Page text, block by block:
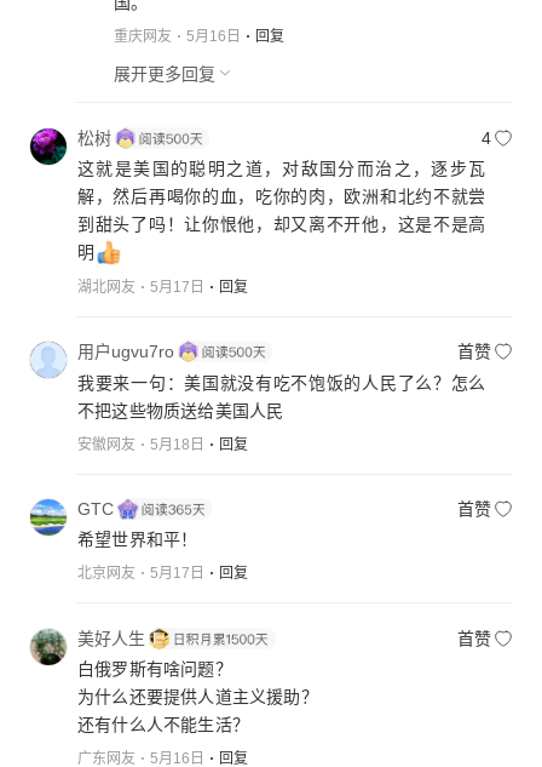
重庆网友 5月16日 回复
展开更多回复
松树
4
这就是美国的聪明之道，对敌国分而治之，逐步瓦
解，然后再喝你的血，吃你的肉，欧洲和北约不就尝
到甜头了吗！让你恨他，却又离不开他，这是不是高
明
湖北网友 5月17日 回复
用户ugvu7ro
首赞
我要来一句：美国就没有吃不饱饭的人民了么？怎么
不把这些物质送给美国人民
安徽网友 5月18日 回复
GTC
首赞
希望世界和平！
北京网友 5月17日 回复
美好人生
首赞
白俄罗斯有啥问题？
为什么还要提供人道主义援助？
还有什么人不能生活？
广东网友 5月16日 回复